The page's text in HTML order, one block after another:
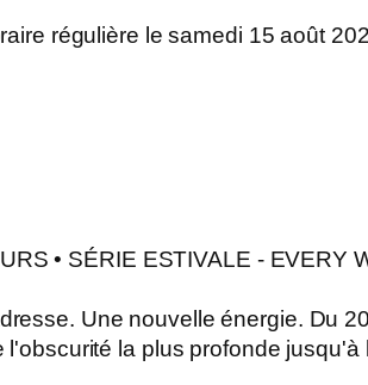
régulière le samedi 15 août
• SÉRIE ESTIVALE - EVERY
Une nouvelle énergie. Du
l'obscurité la plus profonde jusqu'à